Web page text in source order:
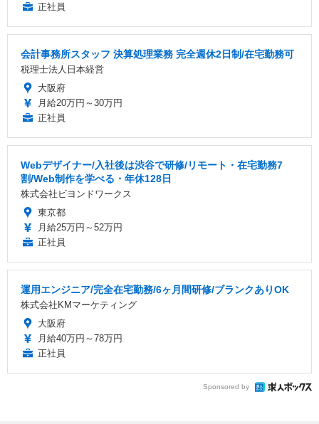
正社員
会計事務所スタッフ 決算処理業務 完全週休2日制/在宅勤務可
税理士法人日本経営
大阪府
月給20万円～30万円
正社員
Webデザイナー/入社後は渋谷で研修/リモート・在宅勤務7
割/Web制作を学べる・年休128日
株式会社ビヨンドワークス
東京都
月給25万円～52万円
正社員
運用エンジニア/完全在宅勤務/6ヶ月間研修/ブランクありOK
株式会社KMマーケティング
大阪府
月給40万円～78万円
正社員
Sponsored by